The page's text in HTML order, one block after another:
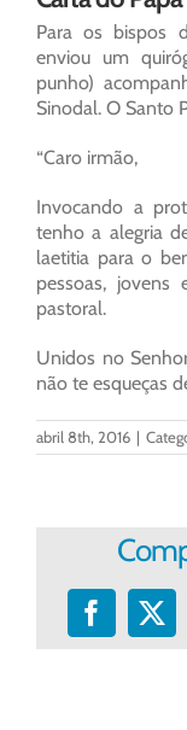
Para os bispos
enviou um
punho)
Sinodal. O Santo
“Caro irmão,
Invocando a
tenho a alegria
laetitia para o
pessoas, jovens
pastoral.
Unidos no
não te esqueças
abril 8th, 2016 |
Facebook
X